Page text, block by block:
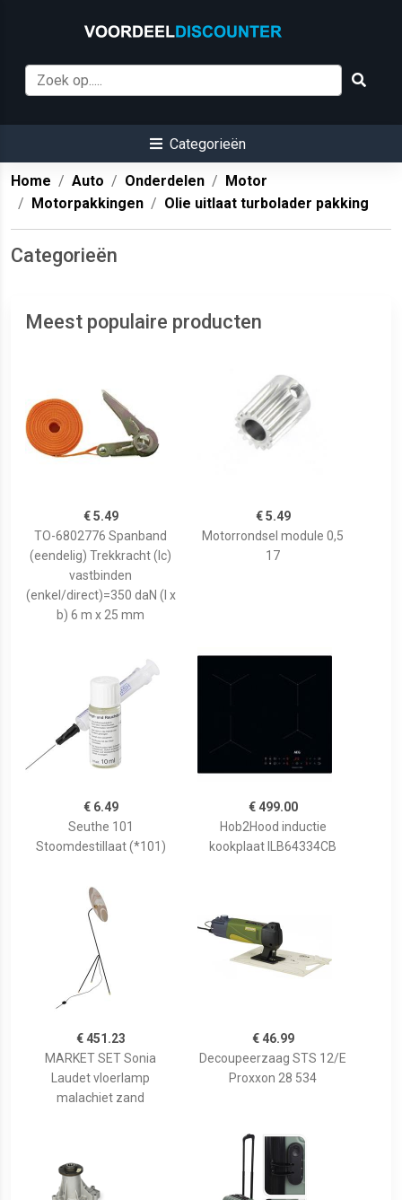
Categorieën
Home Auto Onderdelen
Motor
Motorpakkingen
Olie uitlaat turbolader pakking
Categorieën
Meest populaire producten
€ 5.49
TO-6802776 Spanband
(eendelig) Trekkracht (lc)
vastbinden
(enkel/direct)=350 daN (l x
b) 6 m x 25 mm
€ 5.49
Motorrondsel module 0,5
17
€ 6.49
Seuthe 101
Stoomdestillaat (*101)
€ 499.00
Hob2Hood inductie
kookplaat ILB64334CB
€ 451.23
MARKET SET Sonia
Laudet vloerlamp
malachiet zand
€ 46.99
Decoupeerzaag STS 12/E
Proxxon 28 534